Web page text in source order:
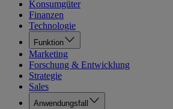
Konsumgüter
Finanzen
Technologie
Funktion
Marketing
Forschung & Entwicklung
Strategie
Sales
Anwendungsfall